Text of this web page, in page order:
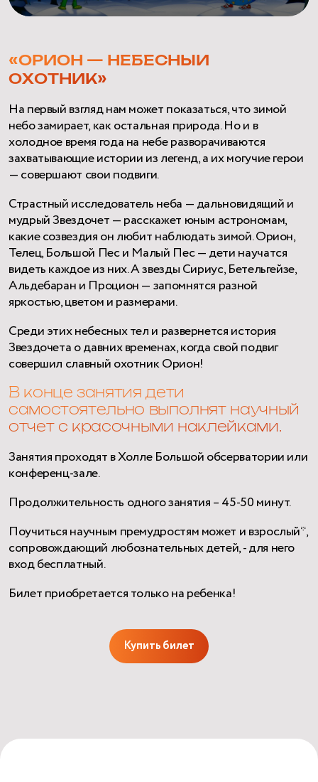
«ОРИОН — НЕБЕСНЫЙ
ОХОТНИК»
На первый взгляд нам может показаться, что зимой
небо замирает, как остальная природа. Но и в
холодное время года на небе разворачиваются
захватывающие истории из легенд, а их могучие герои
— совершают свои подвиги.
Страстный исследователь неба — дальновидящий и
мудрый Звездочет — расскажет юным астрономам,
какие созвездия он любит наблюдать зимой. Орион,
Телец, Большой Пес и Малый Пес — дети научатся
видеть каждое из них. А звезды Сириус, Бетельгейзе,
Альдебаран и Процион — запомнятся разной
яркостью, цветом и размерами.
Среди этих небесных тел и развернется история
Звездочета о давних временах, когда свой подвиг
совершил славный охотник Орион!
В конце занятия дети
самостоятельно выполнят научный
отчет с красочными наклейками.
Занятия проходят в Холле Большой обсерватории или
конференц-зале.
Продолжительность одного занятия – 45-50 минут.
Поучиться научным премудростям может и взрослый*,
сопровождающий любознательных детей, - для него
вход бесплатный.
Билет приобретается только на ребенка!
Купить билет